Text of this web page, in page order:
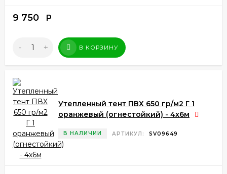
9 750 Р
- + В КОРЗИНУ
Утепленный тент ПВХ 650 гр/м2 Г 1
оранжевый (огнестойкий) - 4x6м
В НАЛИЧИИ АРТИКУЛ: SV09649